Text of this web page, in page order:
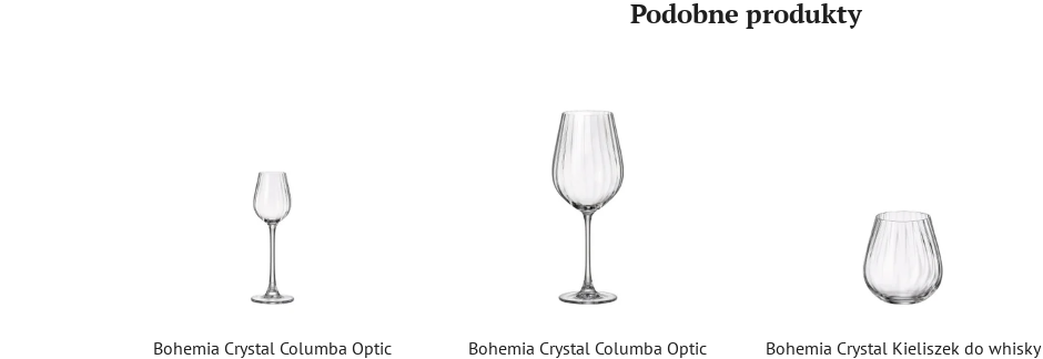
Podobne produkty
Bohemia Crystal Columba Optic
Bohemia Crystal Columba Optic
Bohemia Crystal Kieliszek do whisky